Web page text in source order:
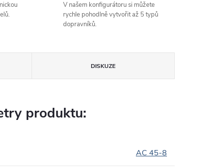
V našem konfigurátoru si můžete
rychle pohodlně vytvořit až 5 typů
dopravníků.
DISKUZE
produktu:
AC 45-8